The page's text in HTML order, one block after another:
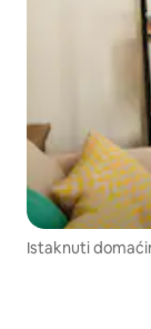
Istaknuti